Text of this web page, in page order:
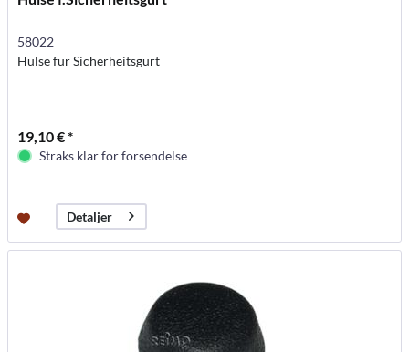
58022
Hülse für Sicherheitsgurt
19,10 € *
Straks klar for forsendelse
Detaljer